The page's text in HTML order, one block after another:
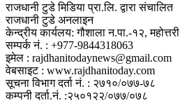
राजधानी टुडे मिडिया प्रा.लि. द्वारा संचालित
राजधानी टुडे अनलाइन
केन्द्रीय कार्यलय: गौशाला न.पा.-१२, महोत्तरी
सम्पर्क नं. : +977-9844318063
इमेल : rajdhanitodaynews@gmail.com
वेबसाइट : www.rajdhanitoday.com
सूचना विभाग दर्ता नं. : २७१०/०७७-७८
कम्पनी दर्ता.नं. :२५०१२२/०७७/०७८